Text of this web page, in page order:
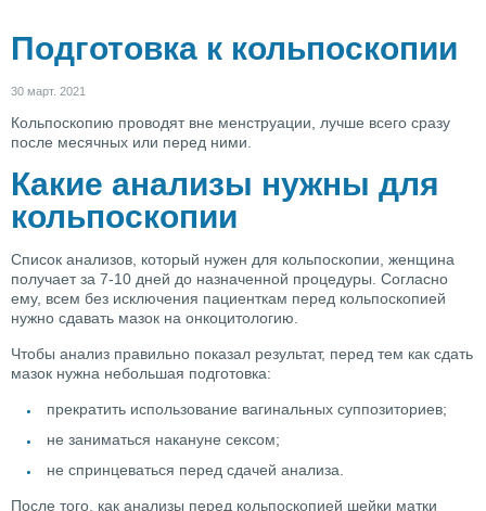
Подготовка к кольпоскопии
30 март. 2021
Кольпоскопию проводят вне менструации, лучше всего сразу
после месячных или перед ними.
Какие анализы нужны для
кольпоскопии
Список анализов, который нужен для кольпоскопии, женщина
получает за 7-10 дней до назначенной процедуры. Согласно
ему, всем без исключения пациенткам перед кольпоскопией
нужно сдавать мазок на онкоцитологию.
Чтобы анализ правильно показал результат, перед тем как сдать
мазок нужна небольшая подготовка:
прекратить использование вагинальных суппозиториев;
не заниматься накануне сексом;
не спринцеваться перед сдачей анализа.
После того, как анализы перед кольпоскопией шейки матки